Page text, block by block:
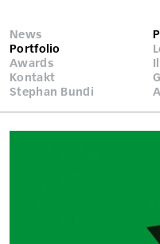
News
Portfolio
Awards
Kontakt
Stephan Bundi